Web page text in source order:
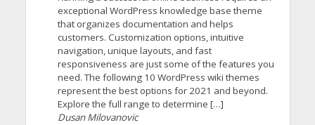
exceptional WordPress knowledge base theme
that organizes documentation and helps
customers. Customization options, intuitive
navigation, unique layouts, and fast
responsiveness are just some of the features you
need. The following 10 WordPress wiki themes
represent the best options for 2021 and beyond.
Explore the full range to determine […]
Dusan Milovanovic